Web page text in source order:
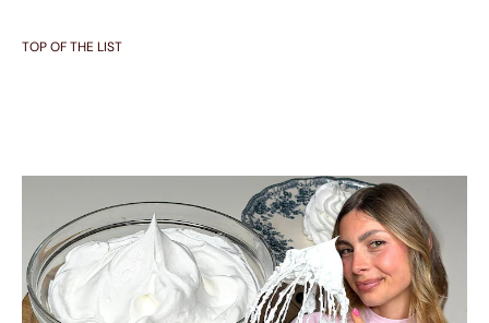
TOP OF THE LIST